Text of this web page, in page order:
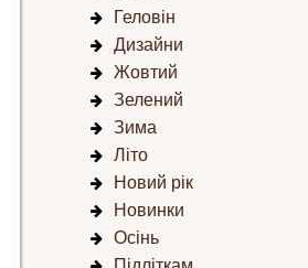
Геловін
Дизайни
Жовтий
Зелений
Зима
Літо
Новий рік
Новинки
Осінь